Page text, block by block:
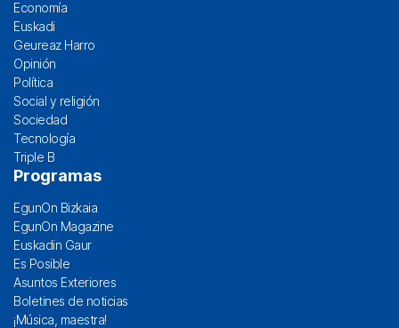
Economía
Euskadi
Geureaz Harro
Opinión
Política
Social y religión
Sociedad
Tecnología
Triple B
Programas
EgunOn Bizkaia
EgunOn Magazine
Euskadin Gaur
Es Posible
Asuntos Exteriores
Boletines de noticias
¡Música, maestra!